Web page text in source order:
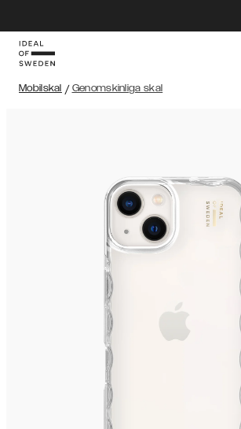
Mobilskal / Genomskinliga skal